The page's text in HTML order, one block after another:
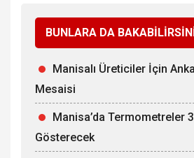
BUNLARA DA
Manisalı Üreticiler İçin
Mesaisi
Manisa’da Termometreler
Gösterecek